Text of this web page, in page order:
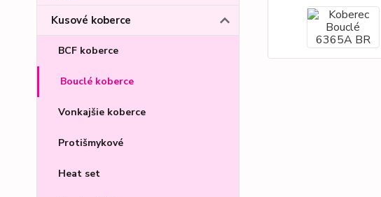
Kusové koberce
BCF koberce
Bouclé koberce
Vonkajšie koberce
Protišmykové
Heat set